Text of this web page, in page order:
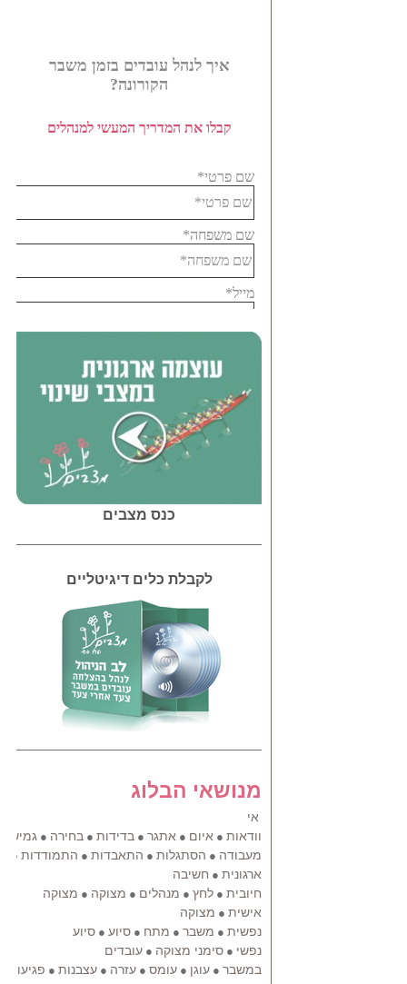
כנס מצבים
לקבלת כלים דיגיטליים
מנושאי הבלוג
אי
וודאות ● איום ● אתגר ● בדידות ● בחירה ●
מעבודה ● הסתגלות ● התאבדות ● התמודדות ●
ארגונית ● חשיבה
חיובית ● לחץ ● מנהלים ● מצוקה ● מצוקה
אישית ● מצוקה
נפשית ● משבר ● מתח ● סיוע ● סיוע
נפשי ● סימני מצוקה ● עובדים
במשבר ● עוגן ● עומס ● עזרה ● עצבנות ● פגיעות